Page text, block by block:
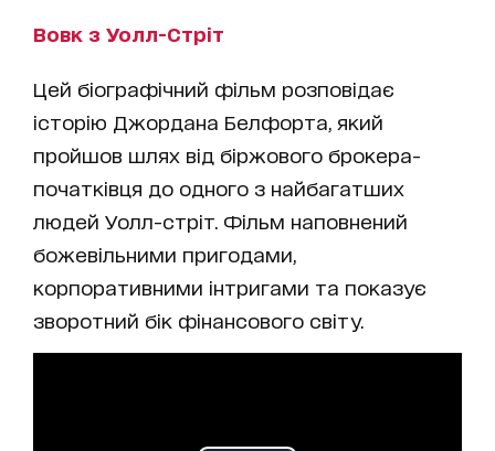
Вовк з Уолл-Стріт
Цей біографічний фільм розповідає
історію Джордана Белфорта, який
пройшов шлях від біржового брокера-
початківця до одного з найбагатших
людей Уолл-стріт. Фільм наповнений
божевільними пригодами,
корпоративними інтригами та показує
зворотний бік фінансового світу.